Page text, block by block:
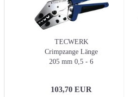
TECWERK
Crimpzange Länge
205 mm 0,5 - 6
103,70 EUR